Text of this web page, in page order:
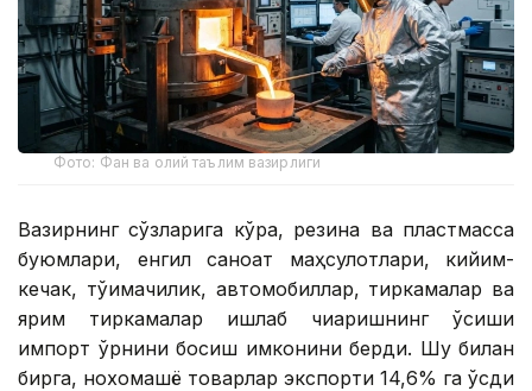
Фото: Фан ва олий таълим вазирлиги
Вазирнинг сўзларига кўра, резина ва пластмасса
буюмлари, енгил саноат маҳсулотлари, кийим-
кечак, тўқимачилик, автомобиллар, тиркамалар ва
ярим тиркамалар ишлаб чиқаришнинг ўсиши
импорт ўрнини босиш имконини берди. Шу билан
бирга, нохомашё товарлар экспорти 14,6% га ўсди